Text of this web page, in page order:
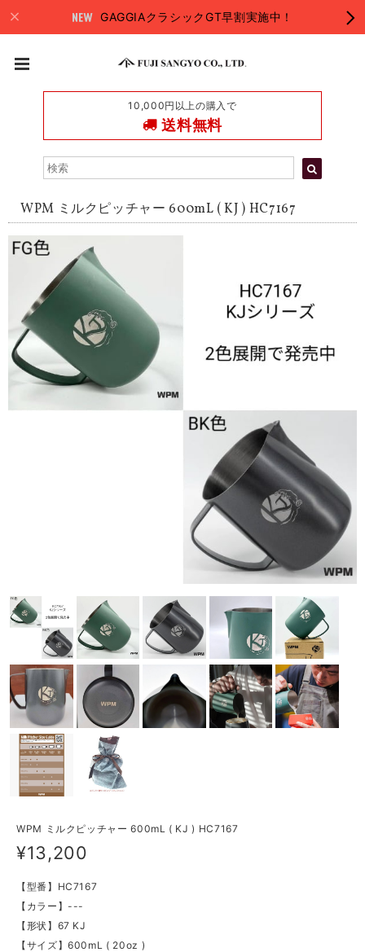
GAGGIAクラシックGT早割実施中！
10,000円以上の購入で
送料無料
WPM ミルクピッチャー 600mL ( KJ ) HC7167
WPM ミルクピッチャー 600mL ( KJ ) HC7167
¥13,200
【型番】HC7167
【カラー】---
【形状】67 KJ
【サイズ】600mL ( 20oz )